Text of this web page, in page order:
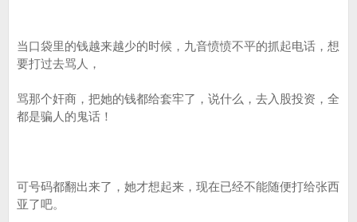
当口袋里的钱越来越少的时候，九音愤愤不平的抓起电话，想
要打过去骂人，
骂那个奸商，把她的钱都给套牢了，说什么，去入股投资，全
都是骗人的鬼话！
可号码都翻出来了，她才想起来，现在已经不能随便打给张西
亚了吧。